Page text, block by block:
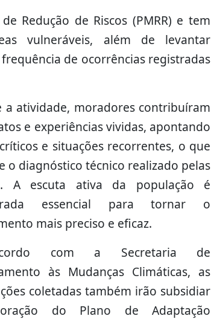
Redução de Riscos (PMRR) e tem
vulneráveis, além de levantar
de ocorrências registradas
a atividade, moradores contribuíram
e experiências vividas, apontando
e situações recorrentes, o que
o diagnóstico técnico realizado pelas
A escuta ativa da população é
essencial para tornar o
mais preciso e eficaz.
com a Secretaria de
às Mudanças Climáticas, as
coletadas também irão subsidiar
do Plano de Adaptação